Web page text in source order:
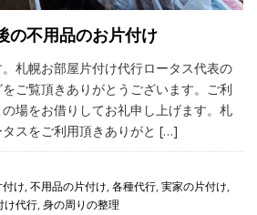
の不用品のお片付け
札幌お部屋片付け代行ロータス代表の
ご覧頂きありがとうございます。ご利
場をお借りしてお礼申し上げます。札
スをご利用頂きありがと […]
け, 不用品の片付け, 各種代行, 実家の片付け,
け代行, 身の周りの整理